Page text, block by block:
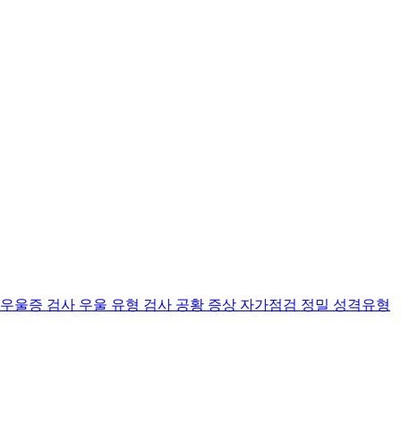
울증 검사 우울 유형 검사 공황 증상 자가점검 정밀 성격유형